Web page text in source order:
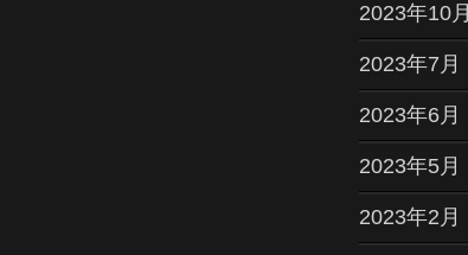
2023年10月
2023年7月
2023年6月
2023年5月
2023年2月